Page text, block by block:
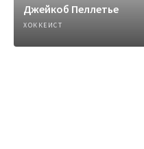
Джейкоб Пеллетье
ХОККЕИСТ